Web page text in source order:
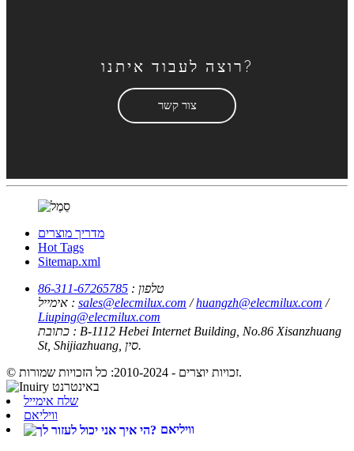
רוצה לעבוד איתנו?
צור קשר
מדריך מוצרים
Hot Tags
Sitemap.xml
טלפון : 86-311-67265785
אימייל : sales@elecmilux.com /huangzh@elecmilux.com /
Liuping@elecmilux.com
כתובת : B-1112 Hebei Internet Building, No.86 Xisanzhuang
St, Shijiazhuang, סין.
© זכויות יוצרים - 2010-2024: כל הזכויות שמורות.
שלח אימייל
וויליאם
וויליאם